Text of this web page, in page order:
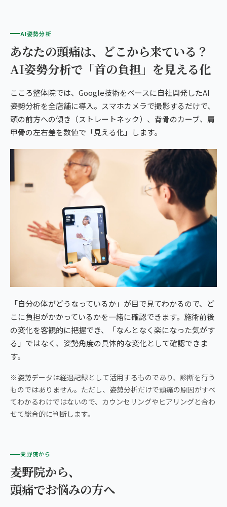
AI姿勢分析
あなたの頭痛は、どこから来ている？
AI姿勢分析で「首の負担」を見える化
こころ整体院では、Google技術をベースに自社開発したAI
姿勢分析を全店舗に導入。スマホカメラで撮影するだけで、
頭の前方への傾き（ストレートネック）、背骨のカーブ、肩
甲骨の左右差を数値で「見える化」します。
「自分の体がどうなっているか」が目で見てわかるので、ど
こに負担がかかっているかを一緒に確認できます。施術前後
の変化を客観的に把握でき、「なんとなく楽になった気がす
る」ではなく、姿勢角度の具体的な変化として確認できま
す。
※姿勢データは経過記録として活用するものであり、診断を行う
ものではありません。ただし、姿勢分析だけで頭痛の原因がすべ
てわかるわけではないので、カウンセリングやヒアリングと合わ
せて総合的に判断します。
麦野院から
麦野院から、
頭痛でお悩みの方へ